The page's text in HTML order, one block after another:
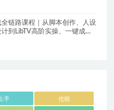
链路课程｜从脚本创作、人设
到LibTV高阶实操、一键成片
手 也能